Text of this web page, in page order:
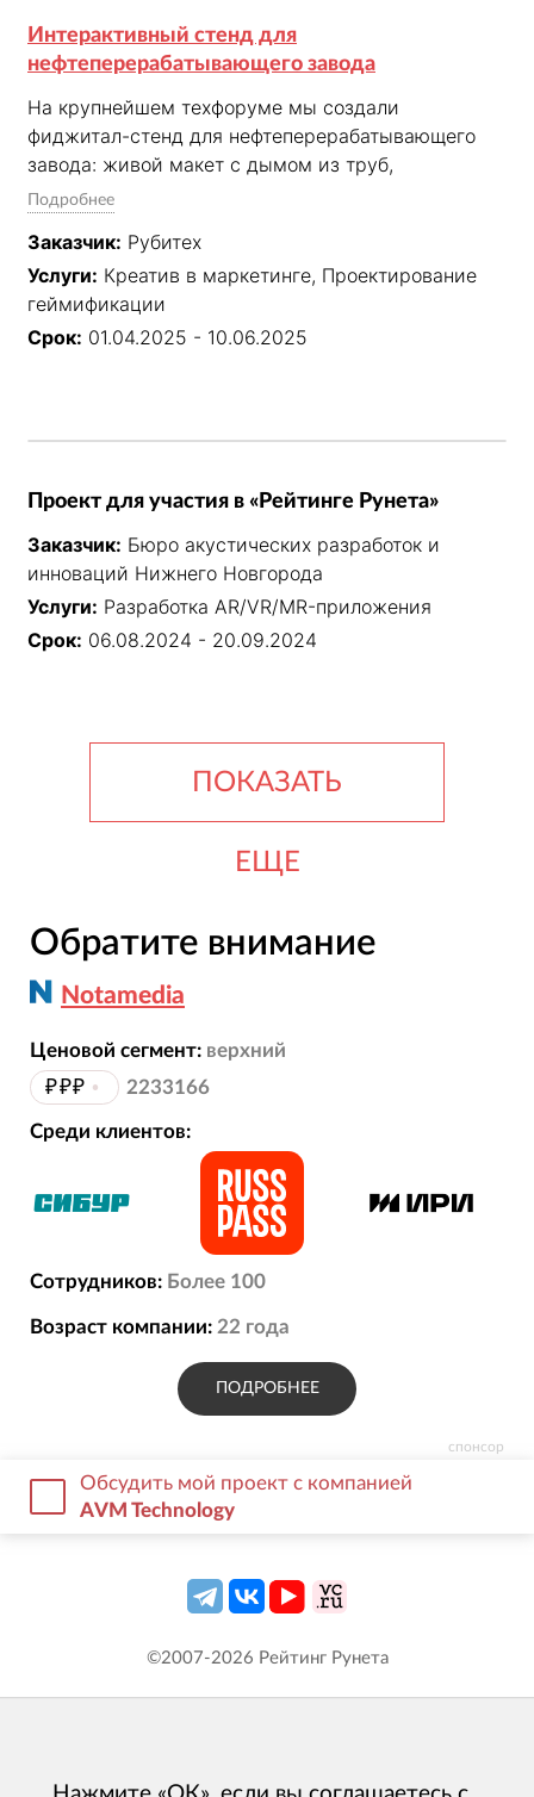
Интерактивный стенд для
нефтеперерабатывающего завода
На крупнейшем техфоруме мы создали
фиджитал-стенд для нефтеперерабатывающего
завода: живой макет с дымом из труб,
движущимися машинами и адаптивной
подсветкой. Через цифровую панель пользователь
запускал 3D-экскурсию по 13 производственным
блокам или бизнес-симуляцию с реальным
бюджетом и KPI — и видел, как его решения
влияют на прибыль предприятия через 10 лет.
Подробнее
Заказчик: Рубитех
Услуги: Креатив в маркетинге, Проектирование
геймификации
Срок: 01.04.2025 - 10.06.2025
Проект для участия в «Рейтинге Рунета»
Заказчик: Бюро акустических разработок и
инноваций Нижнего Новгорода
Услуги: Разработка AR/VR/MR-приложения
Срок: 06.08.2024 - 20.09.2024
ПОКАЗАТЬ
ЕЩЕ
спонсор
Обратите внимание
Notamedia
Ценовой сегмент: верхний
₽₽₽ • 2233166
Среди клиентов:
Сотрудников: Более 100
Возраст компании: 22 года
ПОДРОБНЕЕ
Обсудить мой проект с компанией
AVM Technology
©2007-2026 Рейтинг Рунета